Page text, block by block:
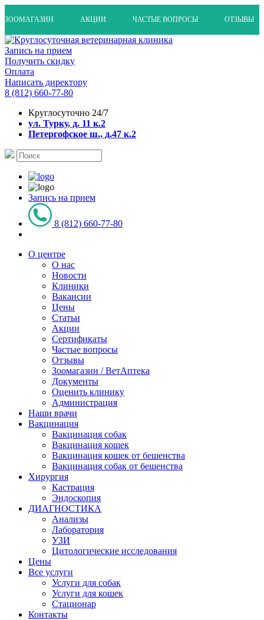
ЗООМАГАЗИН АКЦИИ ЧАСТЫЕ ВОПРОСЫ ОТЗЫВЫ
Запись на прием
Получить скидку
Оплата
Написать директору
8 (812) 660-77-80
Круглосуточно 24/7
ул. Турку, д. 11 к.2
Петергофское ш., д.47 к.2
Запись на прием
8 (812) 660-77-80
О центре
О нас
Новости
Клиники
Вакансии
Цены
Статьи
Акции
Сертификаты
Частые вопросы
Отзывы
Зоомагазин / ВетАптека
Документы
Оценить клинику
Администрация
Наши врачи
Вакцинация
Вакцинация собак
Вакцинация кошек
Вакцинация кошек от бешенства
Вакцинация собак от бешенства
Хирургия
Кастрация
Эндоскопия
ДИАГНОСТИКА
Анализы
Лаборатория
УЗИ
Цитологические исследования
Цены
Все услуги
Услуги для собак
Услуги для кошек
Стационар
Контакты